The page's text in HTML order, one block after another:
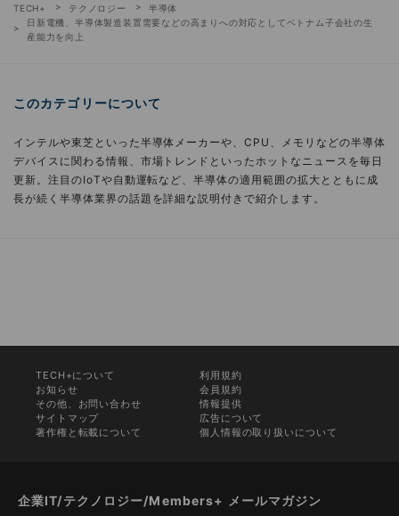
TECH+ テクノロジー
半導体
日新電機、半導体製造装置需要などの高まりへの対応としてベトナム子会社の生
産能力を向上
このカテゴリーについて
インテルや東芝といった半導体メーカーや、CPU、メモリなどの半導体
デバイスに関わる情報、市場トレンドといったホットなニュースを毎日
更新。注目のIoTや自動運転など、半導体の適用範囲の拡大とともに成
長が続く半導体業界の話題を詳細な説明付きで紹介します。
TECH+について
利用規約
お知らせ
会員規約
その他、お問い合わせ
情報提供
サイトマップ
広告について
著作権と転載について
個人情報の取り扱いについて
企業IT/テクノロジー/Members+ メールマガジン